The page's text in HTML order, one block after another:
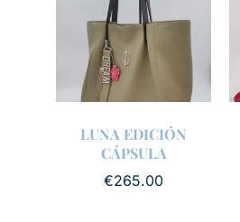
LUNA EDICIÓN
CÁPSULA
€265.00